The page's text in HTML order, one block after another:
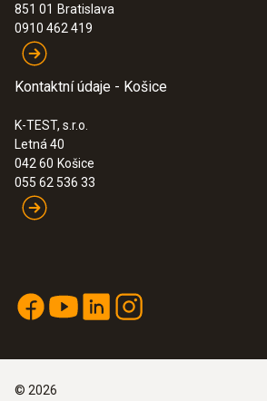
851 01 Bratislava
0910 462 419
Kontaktní údaje - Košice
K-TEST, s.r.o.
Letná 40
042 60 Košice
055 62 536 33
© 2026